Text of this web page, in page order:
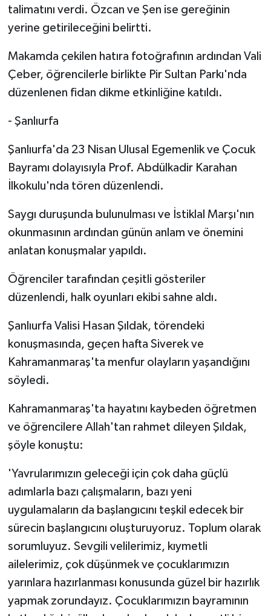
talimatını verdi. Özcan ve Şen ise gereğinin
yerine getirileceğini belirtti.
Makamda çekilen hatıra fotoğrafının ardından Vali
Çeber, öğrencilerle birlikte Pir Sultan Parkı'nda
düzenlenen fidan dikme etkinliğine katıldı.
- Şanlıurfa
Şanlıurfa'da 23 Nisan Ulusal Egemenlik ve Çocuk
Bayramı dolayısıyla Prof. Abdülkadir Karahan
İlkokulu'nda tören düzenlendi.
Saygı duruşunda bulunulması ve İstiklal Marşı'nın
okunmasının ardından günün anlam ve önemini
anlatan konuşmalar yapıldı.
Öğrenciler tarafından çeşitli gösteriler
düzenlendi, halk oyunları ekibi sahne aldı.
Şanlıurfa Valisi Hasan Şıldak, törendeki
konuşmasında, geçen hafta Siverek ve
Kahramanmaraş'ta menfur olayların yaşandığını
söyledi.
Kahramanmaraş'ta hayatını kaybeden öğretmen
ve öğrencilere Allah'tan rahmet dileyen Şıldak,
şöyle konuştu:
'Yavrularımızın geleceği için çok daha güçlü
adımlarla bazı çalışmaların, bazı yeni
uygulamaların da başlangıcını teşkil edecek bir
sürecin başlangıcını oluşturuyoruz. Toplum olarak
sorumluyuz. Sevgili velilerimiz, kıymetli
ailelerimiz, çok düşünmek ve çocuklarımızın
yarınlara hazırlanması konusunda güzel bir hazırlık
yapmak zorundayız. Çocuklarımızın bayramının